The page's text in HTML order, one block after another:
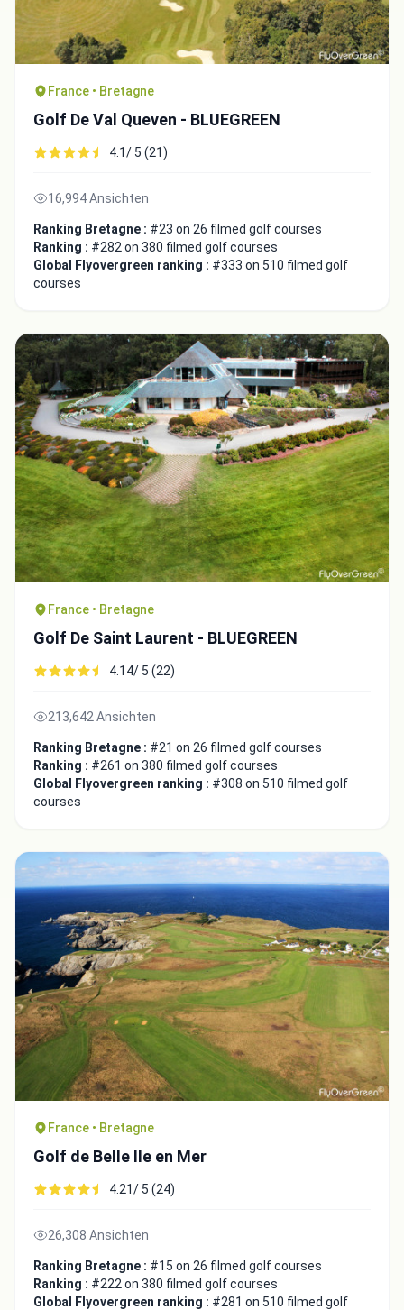
France • Bretagne
Golf De Val Queven - BLUEGREEN
4.1/ 5 (21)
16,994 Ansichten
Ranking Bretagne : #23 on 26 filmed golf courses
Ranking : #282 on 380 filmed golf courses
Global Flyovergreen ranking : #333 on 510 filmed golf
courses
France • Bretagne
Golf De Saint Laurent - BLUEGREEN
4.14/ 5 (22)
213,642 Ansichten
Ranking Bretagne : #21 on 26 filmed golf courses
Ranking : #261 on 380 filmed golf courses
Global Flyovergreen ranking : #308 on 510 filmed golf
courses
France • Bretagne
Golf de Belle Ile en Mer
4.21/ 5 (24)
26,308 Ansichten
Ranking Bretagne : #15 on 26 filmed golf courses
Ranking : #222 on 380 filmed golf courses
Global Flyovergreen ranking : #281 on 510 filmed golf